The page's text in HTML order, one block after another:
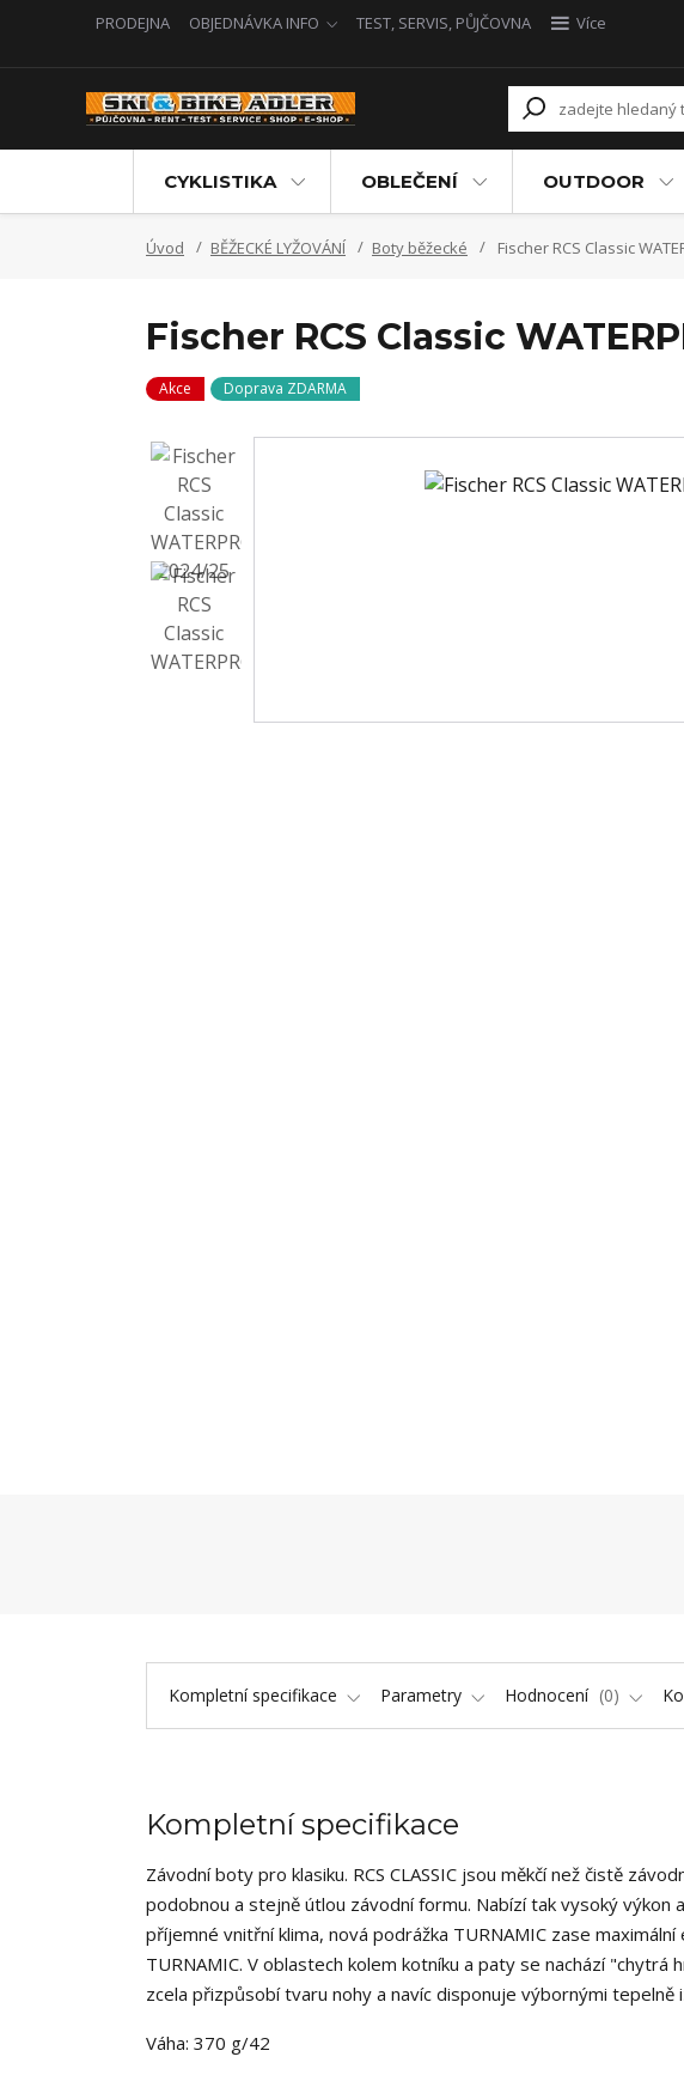
PRODEJNA OBJEDNÁVKA INFO TEST, SERVIS, PŮJČOVNA
Více
CYKLISTIKA OBLEČENÍ OUTDOOR
Úvod BĚŽECKÉ LYŽOVÁNÍ Boty běžecké Fischer RCS Classic
Fischer RCS Classic
Akce Doprava ZDARMA
Kompletní specifikace Parametry Hodnocení 0
Kompletní specifikace
Závodní boty pro klasiku. RCS CLASSIC jsou měkčí než čistě
podobnou a stejně útlou závodní formu. Nabízí tak vysoký
příjemné vnitřní klima, nová podrážka TURNAMIC zase
TURNAMIC. V oblastech kolem kotníku a paty se nachází
zcela přizpůsobí tvaru nohy a navíc disponuje výbornými tepelně
Váha: 370 g/42